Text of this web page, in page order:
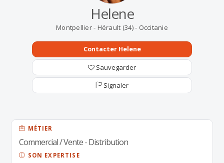
Helene
Montpellier - Hérault (34) - Occitanie
Contacter Helene
Sauvegarder
Signaler
MÉTIER
Commercial / Vente - Distribution
SON EXPERTISE